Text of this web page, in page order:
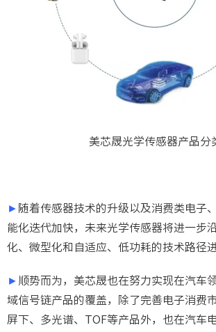
美芯晟光学传感器产品分
► 随着传感器技术的升级以及消费类电子
能化迭代加快，未来光学传感器将进一步
化、微型化和自适应、低功耗的技术路径
► 顺势而为，美芯晟也在努力实现在汽车
域信号链产品的覆盖，除了完善电子消费
屏下、多光谱、TOF等产品外，也在汽车